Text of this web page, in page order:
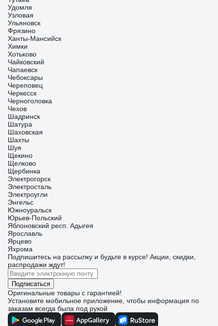
Удомля
Узловая
Ульяновск
Фрязино
Ханты-Мансийск
Химки
Хотьково
Чайковский
Чапаевск
Чебоксары
Череповец
Черкесск
Черноголовка
Чехов
Шадринск
Шатура
Шаховская
Шахты
Шуя
Щекино
Щелково
Щербинка
Электрогорск
Электросталь
Электроугли
Энгельс
Южноуральск
Юрьев-Польский
Яблоновский респ. Адыгея
Ярославль
Ярцево
Яхрома
Подпишитесь на рассылку и будьте в курсе! Акции, скидки,
распродажи ждут!
Подписаться
Оригинальные товары с гарантией!
Установите мобильное приложение, чтобы информация по
заказам всегда была под рукой